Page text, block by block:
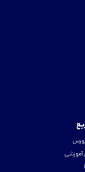
آموزشی